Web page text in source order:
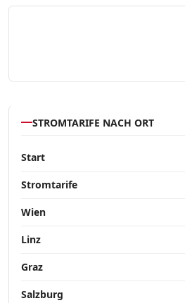
STROMTARIFE NACH ORT
Start
Stromtarife
Wien
Linz
Graz
Salzburg